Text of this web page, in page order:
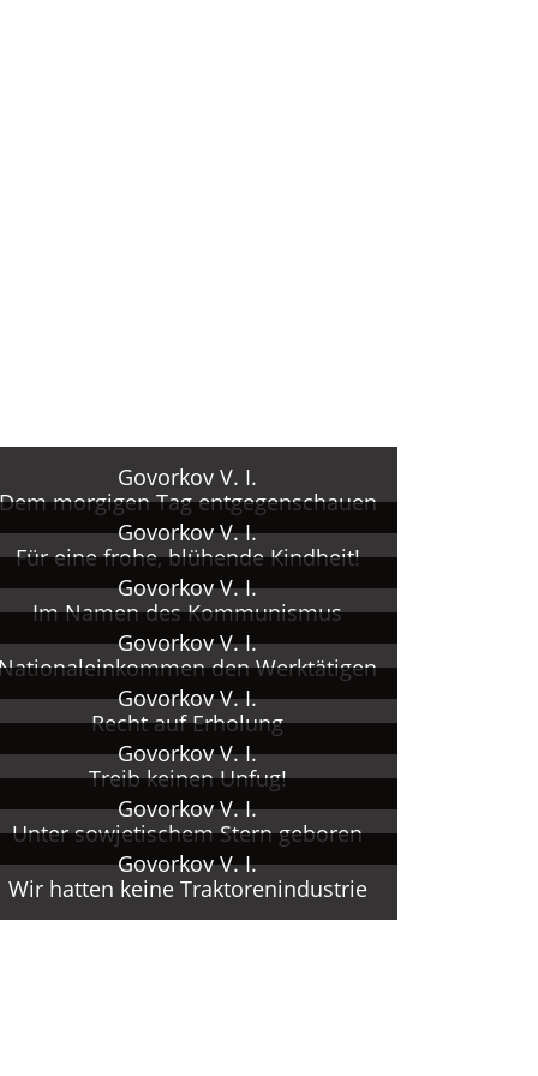
Govorkov V. I.
morgigen Tag entgegenschauen
Govorkov V. I.
Für eine frohe, blühende Kindheit!
Govorkov V. I.
Im Namen des Kommunismus
Govorkov V. I.
den Werktätigen
Govorkov V. I.
Recht auf Erholung
Govorkov V. I.
Treib keinen Unfug!
Govorkov V. I.
Unter sowjetischem Stern geboren
Govorkov V. I.
Wir hatten keine Traktorenindustrie